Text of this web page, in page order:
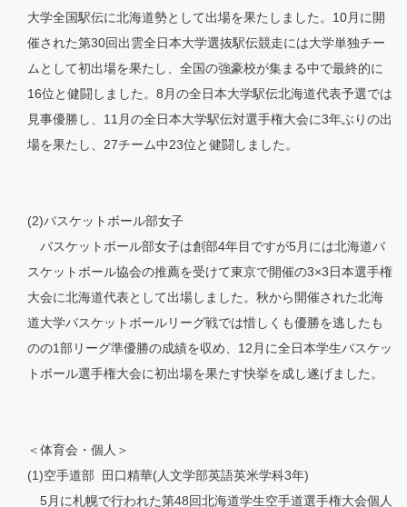
大学全国駅伝に北海道勢として出場を果たしました。10月に開
催された第30回出雲全日本大学選抜駅伝競走には大学単独チー
ムとして初出場を果たし、全国の強豪校が集まる中で最終的に
16位と健闘しました。8月の全日本大学駅伝北海道代表予選では
見事優勝し、11月の全日本大学駅伝対選手権大会に3年ぶりの出
場を果たし、27チーム中23位と健闘しました。
(2)バスケットボール部女子
バスケットボール部女子は創部4年目ですが5月には北海道バ
スケットボール協会の推薦を受けて東京で開催の3×3日本選手権
大会に北海道代表として出場しました。秋から開催された北海
道大学バスケットボールリーグ戦では惜しくも優勝を逃したも
のの1部リーグ準優勝の成績を収め、12月に全日本学生バスケッ
トボール選手権大会に初出場を果たす快挙を成し遂げました。
＜体育会・個人＞
(1)空手道部 田口精華(人文学部英語英米学科3年)
5月に札幌で行われた第48回北海道学生空手道選手権大会個人